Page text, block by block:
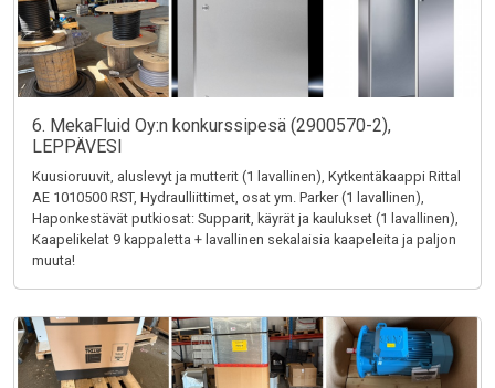
6. MekaFluid Oy:n konkurssipesä (2900570-2),
LEPPÄVESI
Kuusioruuvit, aluslevyt ja mutterit (1 lavallinen), Kytkentäkaappi Rittal
AE 1010500 RST, Hydraulliittimet, osat ym. Parker (1 lavallinen),
Haponkestävät putkiosat: Supparit, käyrät ja kaulukset (1 lavallinen),
Kaapelikelat 9 kappaletta + lavallinen sekalaisia kaapeleita ja paljon
muuta!